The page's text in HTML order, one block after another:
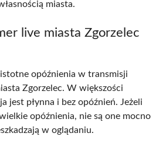
miasta.
live miasta Zgorzelec
opóźnienia w transmisji
Zgorzelec. W większości
jest płynna i bez opóźnień. Jeżeli
opóźnienia, nie są one mocno
w oglądaniu.